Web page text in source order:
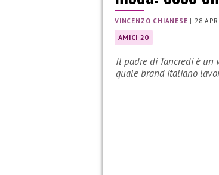
VINCENZO CHIANESE |28
AMICI 20
Il padre di Tancredi è
quale brand italiano